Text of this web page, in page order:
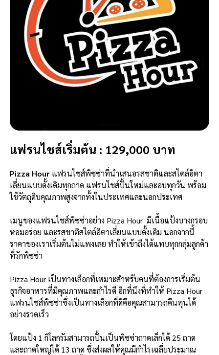
แฟรนไชส์เริ่มต้น : 129,000 บาท
Pizza Hour แฟรนไชส์พิซซ่าที่นำเสนอรสชาติและสไตล์อิตา
เลี่ยนแบบดั้งเดิมทุกถาด แฟรนไชส์ปั้นใหม่และอบทุกวัน พร้อม
ใช้วัตถุดิบคุณภาพสูงจากทั้งในประเทศและนอกประเทศ
เมนูของแฟรนไชส์พิซซ่าอย่าง Pizza Hour มีเนื้อแป้งบางกรอบ
หอมอร่อย และรสชาติสไตล์อิตาเลี่ยนแบบดั้งเดิม นอกจากนี้
ราคาของเราเริ่มต้นไม่แพงเลย ทำให้เข้าถึงได้แทบทุกกลุ่มลูกค้า
ที่รักพิซซ่า
Pizza Hour เป็นทางเลือกที่เหมาะสำหรับคนที่ต้องการเริ่มต้น
ธุรกิจอาหารที่มีคุณภาพและกำไรดี อีกที่นึงที่ทำให้ Pizza Hour
แฟรนไชส์พิซซ่าซึ่งเป็นทางเลือกที่ดีคือคุณสามารถคืนทุนได้
อย่างรวดเร็ว
โดยแป้ง 1 กิโลกรัมสามารถปั้นเป็นพิซซ่าถาดเล็กได้ 25 ถาด
และถาดใหญ่ได้ 13 ถาด ซึ่งส่งผลให้คุณมีกำไรเฉลี่ยประมาณ